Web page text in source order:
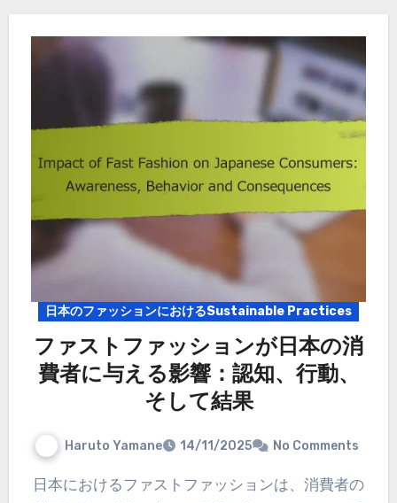
日本のファッションにおけるSustainable Practices
ファストファッションが日本の消
費者に与える影響：認知、行動、
そして結果
Haruto Yamane 14/11/2025 No Comments
日本におけるファストファッションは、消費者の